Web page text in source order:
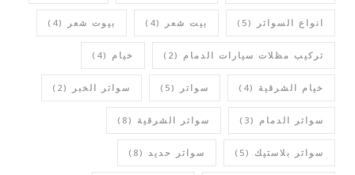
انواع السواتر (5) بيت شعر (4) بيوت شعر (4)
تركيب مظلات سيارات الدمام (2) خيام (4)
خيام الشرقية (4) سواتر (5) سواتر الخبر (2)
سواتر الدمام (3) سواتر الشرقية (8)
سواتر بلاستيك (5) سواتر حديد (8)